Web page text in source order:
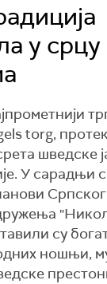
у срцу
torg,
шведске
У сарадњи
Српског
су
ношњи,